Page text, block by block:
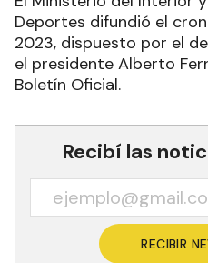
Deportes difundió el
2023, dispuesto por el
el presidente Alberto
Boletín Oficial.
Recibí las
RECIBIR